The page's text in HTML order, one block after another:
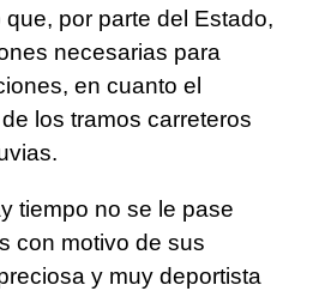
por parte del Estado,
necesarias para
en cuanto el
los tramos carreteros
tiempo no se le pase
con motivo de sus
y muy deportista